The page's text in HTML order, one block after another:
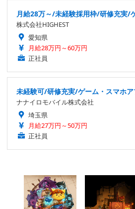
月給28万～/未経験採用枠/研修充実/
株式会社HIGHEST
愛知県
月給28万円～60万円
正社員
未経験可/研修充実/ゲーム・スマホ
ナナイロモバイル株式会社
埼玉県
月給27万円～50万円
正社員